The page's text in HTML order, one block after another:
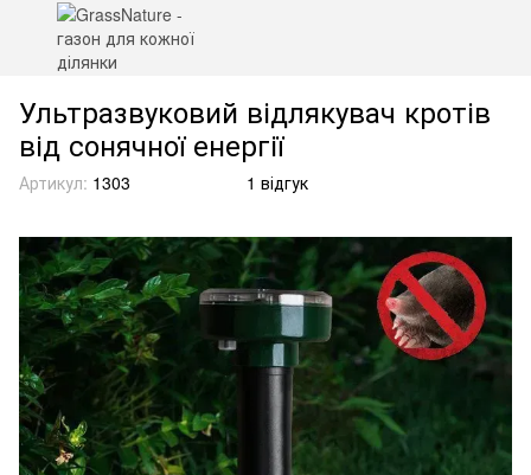
Ультразвуковий відлякувач кротів
від сонячної енергії
Артикул: 1303 1 відгук